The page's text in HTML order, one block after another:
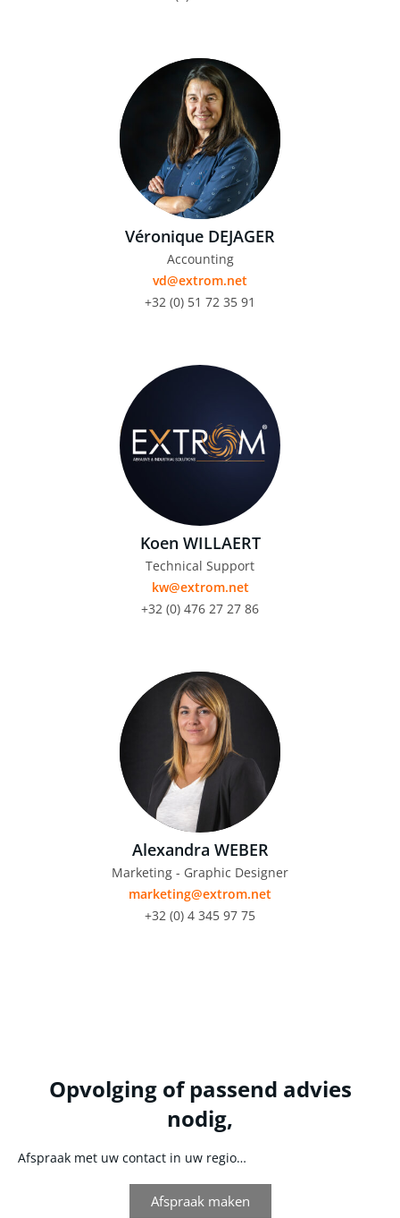
Véronique DEJAGER
Accounting
vd@extrom.net
+32 (0) 51 72 35 91
Koen WILLAERT
Technical Support
kw@extrom.net
+32 (0) 476 27 27 86
Alexandra WEBER
Marketing - Graphic Designer
marketing@extrom.net
+32 (0) 4 345 97 75
Opvolging of passend advies
nodig,
Afspraak met uw contact in uw regio…
Afspraak maken